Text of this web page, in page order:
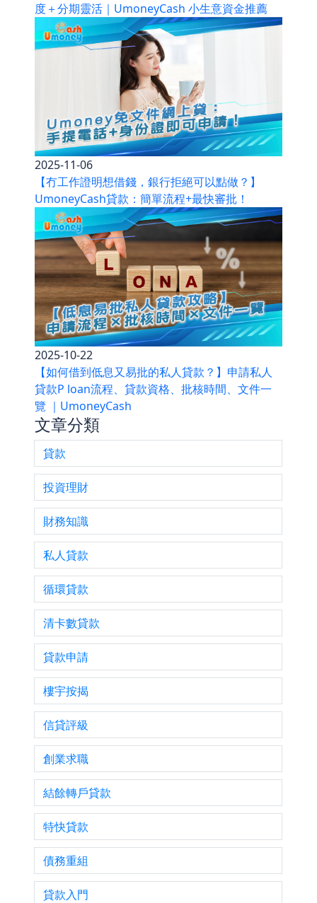
度＋分期靈活｜UmoneyCash 小生意資金推薦
2025-11-06
【冇工作證明想借錢，銀行拒絕可以點做？】
UmoneyCash貸款：簡單流程+最快審批！
2025-10-22
【如何借到低息又易批的私人貸款？】申請私人
貸款P loan流程、貸款資格、批核時間、文件一
覽 ｜UmoneyCash
文章分類
貸款
投資理財
財務知識
私人貸款
循環貸款
清卡數貸款
貸款申請
樓宇按揭
信貸評級
創業求職
結餘轉戶貸款
特快貸款
債務重組
貸款入門